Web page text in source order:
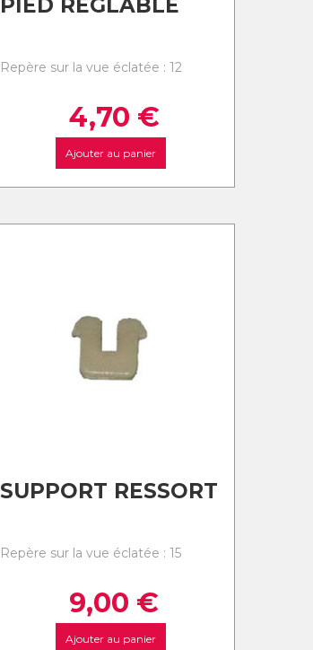
PIED REGLABLE
Repère sur la vue éclatée : 12
4,70 €
Ajouter au panier
SUPPORT RESSORT
Repère sur la vue éclatée : 15
9,00 €
Ajouter au panier